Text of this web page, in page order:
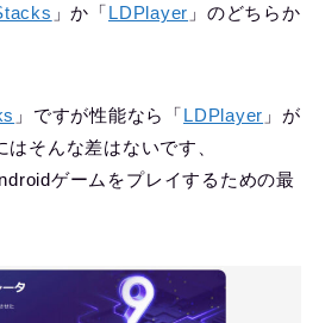
」か「LDPlayer 」のどちらか
」ですが性能なら「LDPlayer 」が
そんな差はないです、
ゲームをプレイするための最